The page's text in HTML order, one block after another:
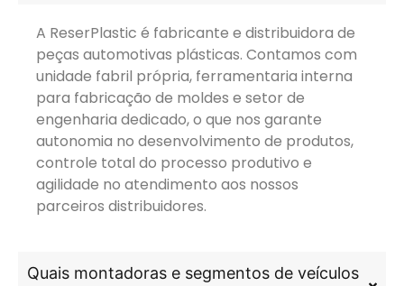
A ReserPlastic é fabricante e distribuidora de
peças automotivas plásticas. Contamos com
unidade fabril própria, ferramentaria interna
para fabricação de moldes e setor de
engenharia dedicado, o que nos garante
autonomia no desenvolvimento de produtos,
controle total do processo produtivo e
agilidade no atendimento aos nossos
parceiros distribuidores.
Quais montadoras e segmentos de veículos